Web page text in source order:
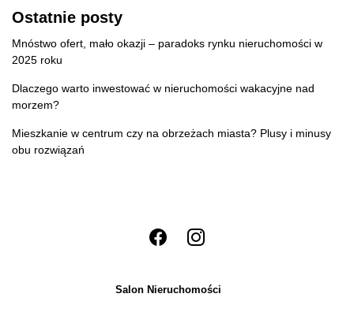
Ostatnie posty
Mnóstwo ofert, mało okazji – paradoks rynku nieruchomości w
2025 roku
Dlaczego warto inwestować w nieruchomości wakacyjne nad
morzem?
Mieszkanie w centrum czy na obrzeżach miasta? Plusy i minusy
obu rozwiązań
Salon Nieruchomości